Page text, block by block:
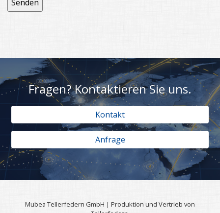
Fragen? Kontaktieren Sie uns.
Kontakt
Anfrage
Mubea Tellerfedern GmbH | Produktion und Vertrieb von